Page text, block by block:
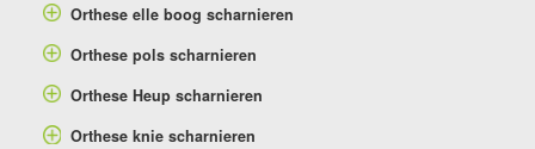
Orthese elle boog scharnieren
Orthese pols scharnieren
Orthese Heup scharnieren
Orthese knie scharnieren